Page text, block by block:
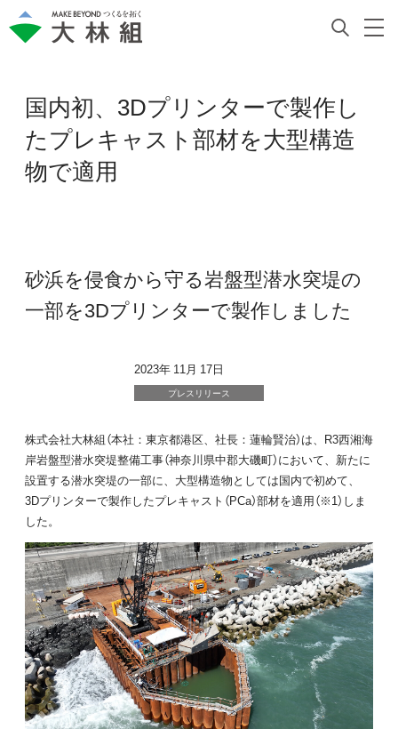
国内初、3Dプリンターで製作し
たプレキャスト部材を大型構造
物で適用
砂浜を侵食から守る岩盤型潜水突堤の
一部を3Dプリンターで製作しました
2023年 11月 17日
プレスリリース
株式会社大林組（本社：東京都港区、社長：蓮輪賢治）は、R3西湘海
岸岩盤型潜水突堤整備工事（神奈川県中郡大磯町）において、新たに
設置する潜水突堤の一部に、大型構造物としては国内で初めて、
3Dプリンターで製作したプレキャスト（PCa）部材を適用（※1）しま
した。